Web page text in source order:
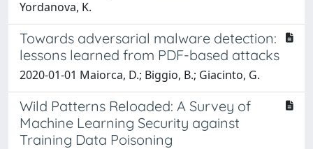
Yordanova, K.
Towards adversarial malware detection:
lessons learned from PDF-based attacks
2020-01-01 Maiorca, D.; Biggio, B.; Giacinto, G.
Wild Patterns Reloaded: A Survey of
Machine Learning Security against
Training Data Poisoning